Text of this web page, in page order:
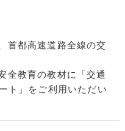
首都高速道路全線の交
全教育の教材に「交通
ト」をご利用いただい